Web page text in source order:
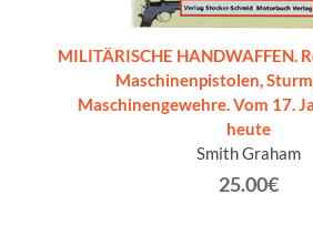
MILITÄRISCHE HANDWAFFEN.
Maschinenpistolen,
Maschinengewehre. Vom 17.
heute
Smith Graham
25.00€